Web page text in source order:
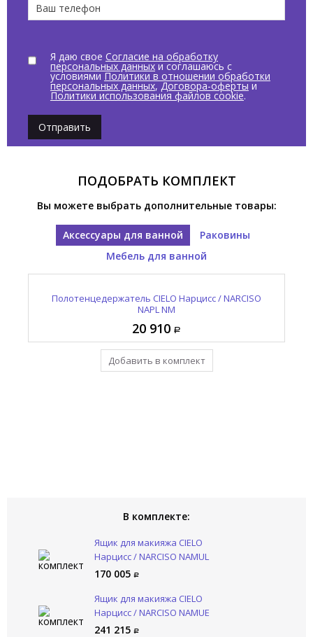
Я даю свое Согласие на обработку
персональных данныхи соглашаюсь с
условиями Политики в отношении обработки
персональных данных, Договора-оферты и
Политики использования файлов cookie.
Отправить
ПОДОБРАТЬ КОМПЛЕКТ
Вы можете выбрать дополнительные товары:
Аксессуары для ванной
Раковины
Мебель для ванной
Полотенцедержатель CIELO Нарцисс / NARCISO
NAPL NM
20 910
Добавить в комплект
Раковина накладная CIELO Нарцисс / NARCISO
NALASF MU
148 275
Уже в комплекте
Структура для раковины CIELO Нарцисс / NARCISO
NAST NM
157 585
Уже в комплекте
В комплекте:
Ящик для макияжа CIELO
Нарцисс / NARCISO NAMUL
TL
170 005
Ящик для макияжа CIELO
Нарцисс / NARCISO NAMUE
RO
241 215